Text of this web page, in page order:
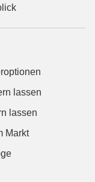
lassen
lassen
Markt